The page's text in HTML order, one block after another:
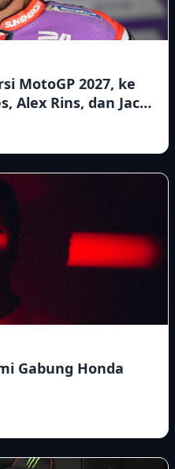
MotoGP 2027, ke
Alex Rins, dan Jack
Gabung Honda